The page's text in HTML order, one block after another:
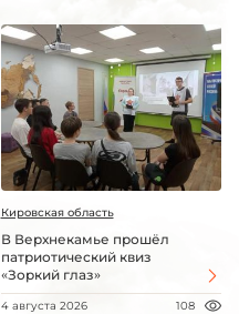
Кировская область
В Верхнекамье прошёл
патриотический квиз
«Зоркий глаз»
4 августа 2026 108